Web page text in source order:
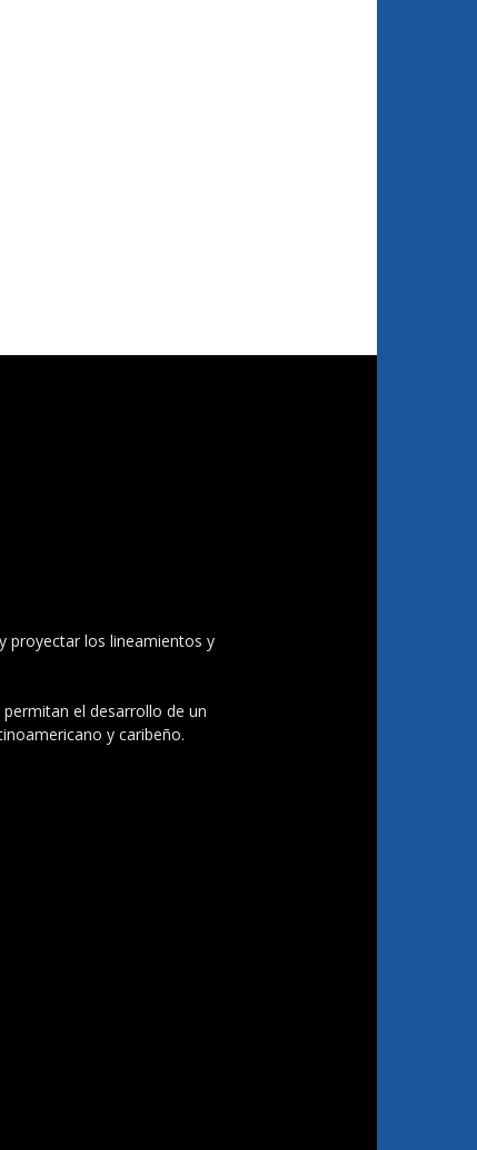
proyectar los lineamientos y
el desarrollo de un
y caribeño.